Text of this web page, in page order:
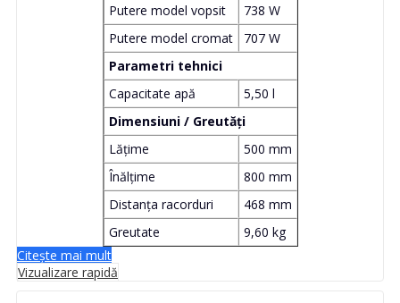
Putere model vopsit
738 W
Putere model cromat
707 W
Parametri tehnici
Capacitate apă
5,50 l
Dimensiuni / Greutăți
Lățime
500 mm
Înălțime
800 mm
Distanța racorduri
468 mm
Greutate
9,60 kg
Citește mai mult
Vizualizare rapidă